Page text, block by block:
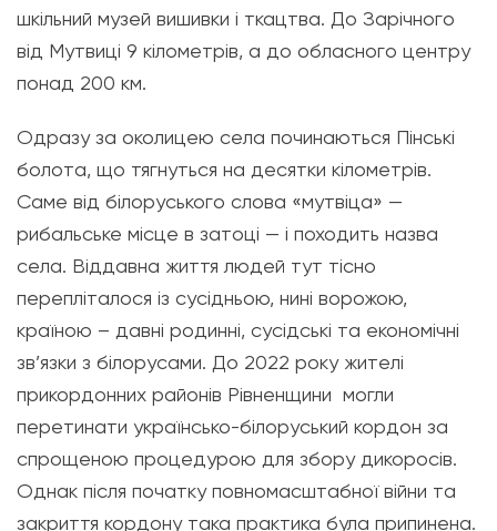
шкільний музей вишивки і ткацтва. До Зарічного
від Мутвиці 9 кілометрів, а до обласного центру
понад 200 км.
Одразу за околицею села починаються Пінські
болота, що тягнуться на десятки кілометрів.
Саме від білоруського слова «мутвіца» —
рибальське місце в затоці — і походить назва
села. Віддавна життя людей тут тісно
перепліталося із сусідньою, нині ворожою,
країною – давні родинні, сусідські та економічні
зв’язки з білорусами. До 2022 року жителі
прикордонних районів Рівненщини могли
перетинати українсько-білоруський кордон за
спрощеною процедурою для збору дикоросів.
Однак після початку повномасштабної війни та
закриття кордону така практика була припинена.